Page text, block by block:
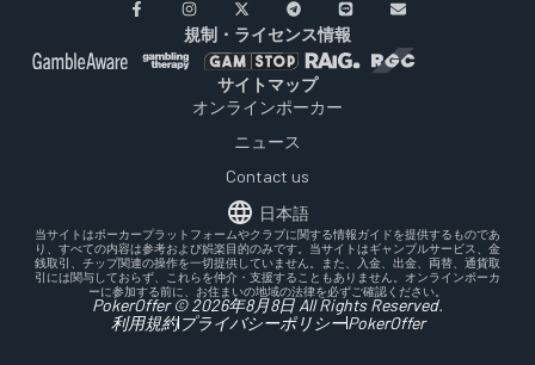
規制・ライセンス情報
サイトマップ
オンラインポーカー
ニュース
Contact us
日本語
当サイトはポーカープラットフォームやクラブに関する情報ガイドを提供するものであ
り、すべての内容は参考および娯楽目的のみです。当サイトはギャンブルサービス、金
銭取引、チップ関連の操作を一切提供していません。また、入金、出金、両替、通貨取
引には関与しておらず、これらを仲介・支援することもありません。オンラインポーカ
ーに参加する前に、お住まいの地域の法律を必ずご確認ください。
PokerOffer © 2026年8月8日 All Rights Reserved.
利用規約プライバシーポリシーPokerOffer